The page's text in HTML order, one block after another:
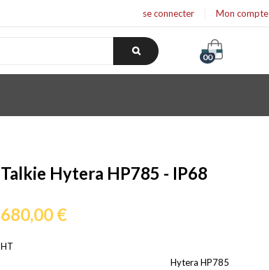
se connecter Mon compte
00
Talkie Hytera HP785 - IP68
680,00 €
HT
Hytera HP785